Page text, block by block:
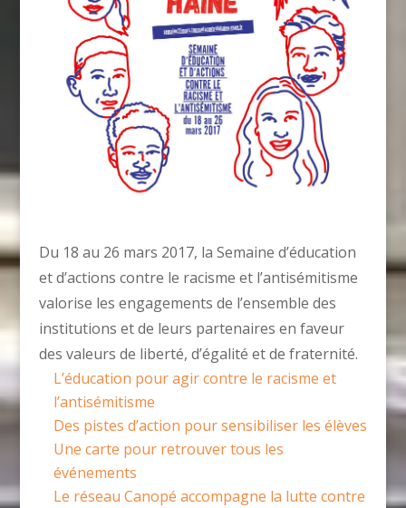
Du 18 au 26 mars 2017, la Semaine d’éducation
et d’actions contre le racisme et l’antisémitisme
valorise les engagements de l’ensemble des
institutions et de leurs partenaires en faveur
des valeurs de liberté, d’égalité et de fraternité.
L’éducation pour agir contre le racisme et
l’antisémitisme
Des pistes d’action pour sensibiliser les élèves
Une carte pour retrouver tous les
événements
Le réseau Canopé accompagne la lutte contre